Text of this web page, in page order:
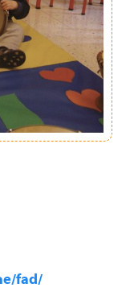
fad/